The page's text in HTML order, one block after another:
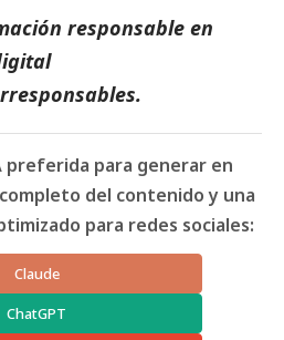
responsable en
preferida para generar en
del contenido y una
para redes sociales:
Claude
ChatGPT